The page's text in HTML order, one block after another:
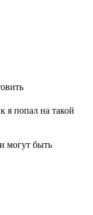
я попал на такой
могут быть